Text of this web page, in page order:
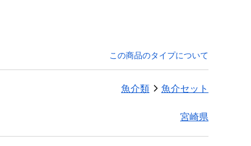
この商品のタイプについて
魚介類 魚介セット
宮崎県